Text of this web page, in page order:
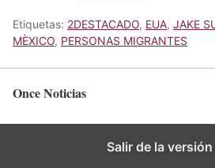
Etiquetas: 2DESTACADO, EUA, JAKE
MÈXICO, PERSONAS MIGRANTES
Once Noticias
Salir de la